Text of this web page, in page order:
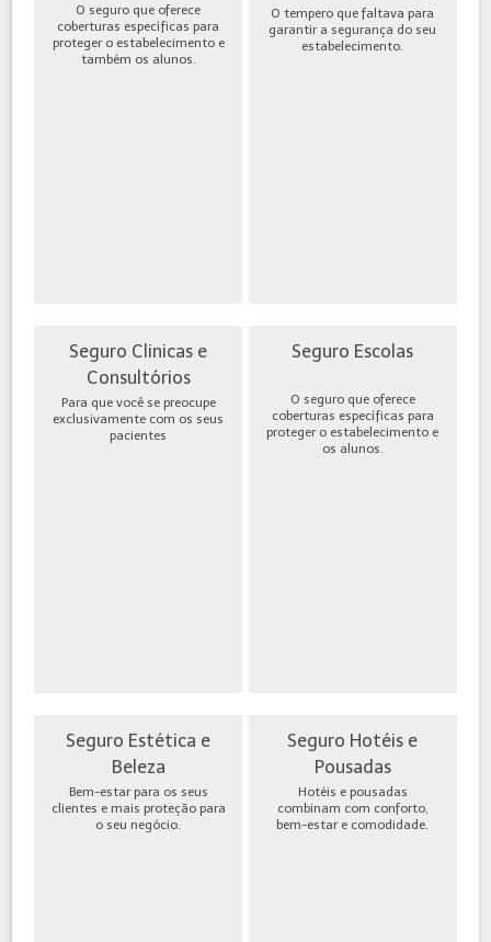
O seguro que oferece
coberturas específicas para
proteger o estabelecimento e
também os alunos.
O tempero que faltava para
garantir a segurança do seu
estabelecimento.
Seguro Clinicas e
Consultórios
Para que você se preocupe
exclusivamente com os seus
pacientes
Seguro Escolas
O seguro que oferece
coberturas específicas para
proteger o estabelecimento e
os alunos.
Seguro Estética e
Beleza
Bem-estar para os seus
clientes e mais proteção para
o seu negócio.
Seguro Hotéis e
Pousadas
Hotéis e pousadas
combinam com conforto,
bem-estar e comodidade.